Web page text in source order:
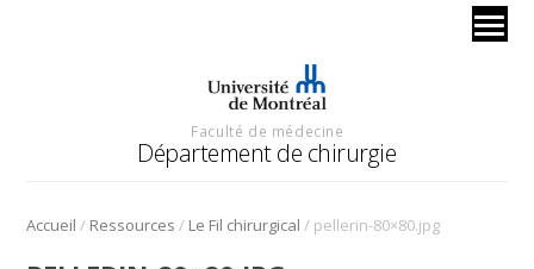
Faculté de médecine
Département de chirurgie
Accueil / Ressources / Le Fil chirurgical / pellerin-80×80.jpg